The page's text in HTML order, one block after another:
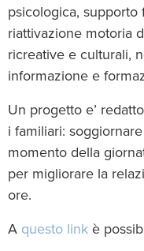
psicologica,
riattivazione motoria
ricreative e culturali,
informazione e
Un progetto e’
i familiari:
momento della
per migliorare la
ore.
A questo link è